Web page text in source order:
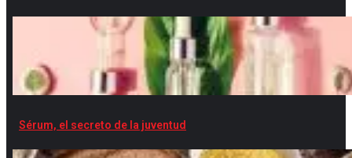
Sérum, el secreto de la juventud